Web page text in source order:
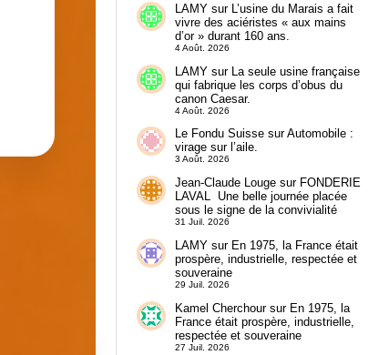
LAMYsur L’usine du Marais a fait
vivre des aciéristes « aux mains
d’or » durant 160 ans.
4 Août. 2026
LAMYsur La seule usine française
qui fabrique les corps d’obus du
canon Caesar.
4 Août. 2026
Le Fondu SuissesurAutomobile :
virage sur l’aile.
3 Août. 2026
Jean-Claude Lougesur FONDERIE
LAVAL Une belle journée placée
sous le signe de la convivialité
31 Juil. 2026
LAMYsur En 1975, la France était
prospère, industrielle, respectée et
souveraine
29 Juil. 2026
Kamel Cherchoursur En 1975, la
France était prospère, industrielle,
respectée et souveraine
27 Juil. 2026